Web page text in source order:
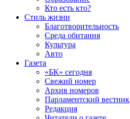
Кто есть кто?
Стиль жизни
Благотворительность
Среда обитания
Культура
Авто
Газета
«БК» сегодня
Свежий номер
Архив номеров
Парламентский вестник
Редакция